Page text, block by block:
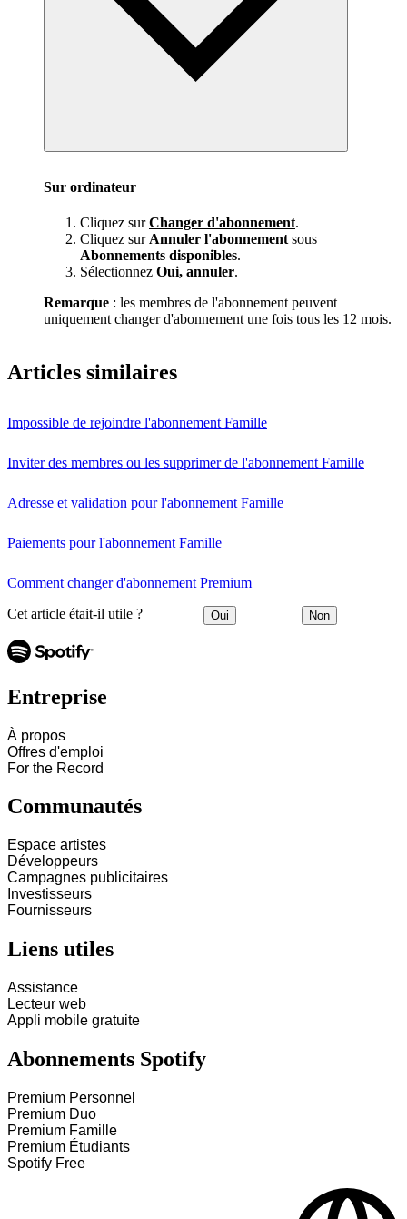
Sur ordinateur
Cliquez surChanger d'abonnement.
Cliquez sur Annuler l'abonnement sous
Abonnements disponibles.
Sélectionnez Oui, annuler.
Remarque : les membres de l'abonnement peuvent
uniquement changer d'abonnement une fois tous les 12 mois.
Articles similaires
Impossible de rejoindre l'abonnement Famille
Inviter des membres ou les supprimer de l'abonnement Famille
Adresse et validation pour l'abonnement Famille
Paiements pour l'abonnement Famille
Comment changer d'abonnement Premium
Cet article était-il utile ? Oui Non
Entreprise
À propos
Offres d'emploi
For the Record
Communautés
Espace artistes
Développeurs
Campagnes publicitaires
Investisseurs
Fournisseurs
Liens utiles
Assistance
Lecteur web
Appli mobile gratuite
Abonnements Spotify
Premium Personnel
Premium Duo
Premium Famille
Premium Étudiants
Spotify Free